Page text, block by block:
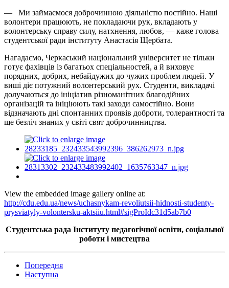
— Ми займаємося доброчинною діяльністю постійно. Наші
волонтери працюють, не покладаючи рук, вкладають у
волонтерську справу силу, натхнення, любов, — каже голова
студентської ради інституту Анастасія Щербата.
Нагадаємо, Черкаський національний університет не тільки
готує фахівців із багатьох спеціальностей, а й виховує
порядних, добрих, небайдужих до чужих проблем людей. У
виші діє потужний волонтерський рух. Студенти, викладачі
долучаються до ініціатив різноманітних благодійних
організацій та ініціюють такі заходи самостійно. Вони
відзначають дні спонтанних проявів доброти, толерантності та
ще безліч знаних у світі свят доброчинництва.
View the embedded image gallery online at:
http://cdu.edu.ua/news/uchasnykam-revoliutsii-hidnosti-studenty-
prysviatyly-volontersku-aktsiiu.html#sigProIdc31d5ab7b0
Студентська рада Інституту педагогічної освіти, соціальної
роботи і мистецтва
Попередня
Наступна